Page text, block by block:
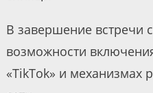
В завершение встречи
возможности
«TikTok» и механизмах